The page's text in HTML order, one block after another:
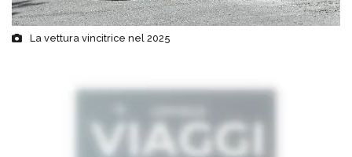
La vettura vincitrice nel 2025